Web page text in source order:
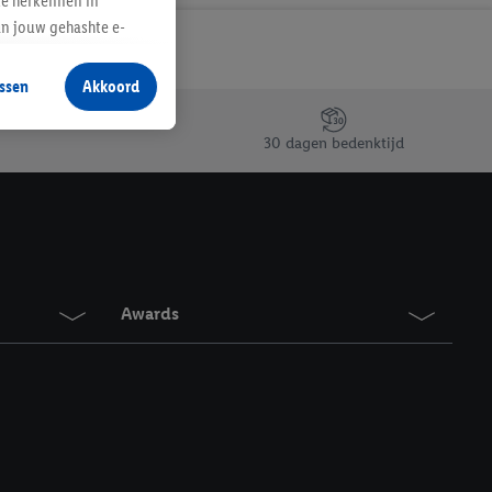
30 dagen bedenktijd
Awards
jouw gehashte e-
producten waarin je
te plaatsen
verschillende
kunnen worden
vergelijkbare
in te
Akkoord